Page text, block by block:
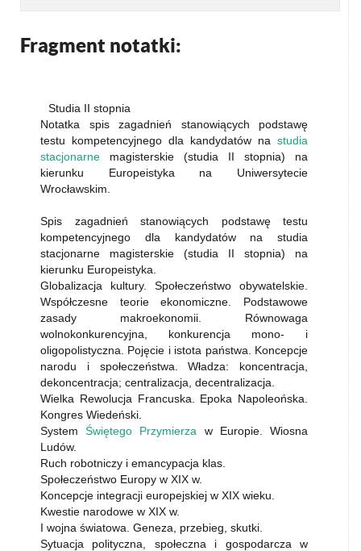
Fragment notatki:
Studia II stopnia
Notatka spis zagadnień stanowiących podstawę
testu kompetencyjnego dla kandydatów na studia
stacjonarne magisterskie (studia II stopnia) na
kierunku Europeistyka na Uniwersytecie
Wrocławskim.
Spis zagadnień stanowiących podstawę testu
kompetencyjnego dla kandydatów na studia
stacjonarne magisterskie (studia II stopnia) na
kierunku Europeistyka.
Globalizacja kultury. Społeczeństwo obywatelskie.
Współczesne teorie ekonomiczne. Podstawowe
zasady makroekonomii. Równowaga
wolnokonkurencyjna, konkurencja mono- i
oligopolistyczna. Pojęcie i istota państwa. Koncepcje
narodu i społeczeństwa. Władza: koncentracja,
dekoncentracja; centralizacja, decentralizacja.
Wielka Rewolucja Francuska. Epoka Napoleońska.
Kongres Wiedeński.
SystemŚwiętego Przymierza w Europie. Wiosna
Ludów.
Ruch robotniczy i emancypacja klas.
Społeczeństwo Europy w XIX w.
Koncepcje integracji europejskiej w XIX wieku.
Kwestie narodowe w XIX w.
I wojna światowa. Geneza, przebieg, skutki.
Sytuacja polityczna, społeczna i gospodarcza w